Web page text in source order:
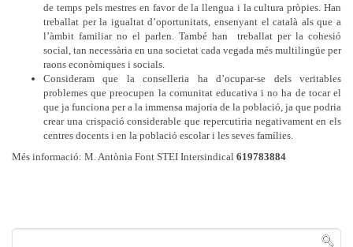
de temps pels mestres en favor de la llengua i la cultura pròpies. Han
treballat per la igualtat d’oportunitats, ensenyant el català als que a
l’àmbit familiar no el parlen. També han
treballat per la cohesió
social, tan necessària en una societat cada vegada més multilingüe per
raons econòmiques i socials.
Consideram que la conselleria ha d’ocupar-se dels veritables
problemes que preocupen la comunitat educativa i no ha de tocar el
que ja funciona per a la immensa majoria de la població, ja que podria
crear una crispació considerable que repercutiria negativament en els
centres docents i en la població escolar i les seves famílies.
Més informació: M. Antònia Font STEI Intersindical 619783884